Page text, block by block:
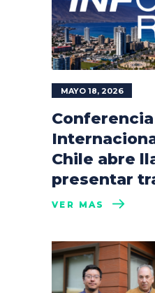
MAYO 18, 2026
Conferencia
Chile abre
presentar
VER MÁS